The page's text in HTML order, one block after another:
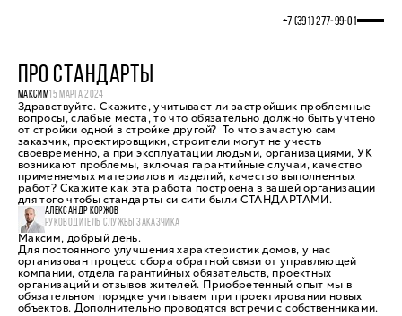
+7 (391) 277‒99‒01
ПРО СТАНДАРТЫ
МАКСИМ15 МАРТА 2024
Здравствуйте. Скажите, учитывает ли застройщик проблемные
вопросы, слабые места, то что обязательно должно быть учтено
от стройки одной в стройке другой? То что зачастую сам
заказчик, проектировщики, строители могут не учесть
своевременно, а при эксплуатации людьми, организациями, УК
возникают проблемы, включая гарантийные случаи, качество
применяемых материалов и изделий, качество выполненных
работ? Скажите как эта работа построена в вашей организации
для того чтобы стандарты си сити были СТАНДАРТАМИ.
АЛЕКСАНДР КОРЖОВ
РУКОВОДИТЕЛЬ СЛУЖБЫ ЗАКАЗЧИКА
Максим, добрый день.
Для постоянного улучшения характеристик домов, у нас
организован процесс сбора обратной связи от управляющей
компании, отдела гарантийных обязательств, проектных
организаций и отзывов жителей. Приобретенный опыт мы в
обязательном порядке учитываем при проектировании новых
объектов. Дополнительно проводятся встречи с собственниками.